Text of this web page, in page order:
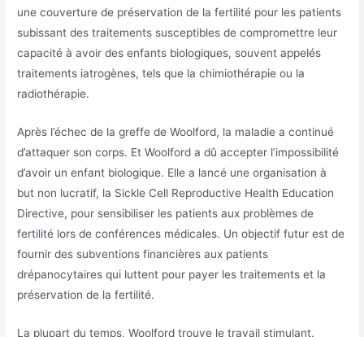
une couverture de préservation de la fertilité pour les patients
subissant des traitements susceptibles de compromettre leur
capacité à avoir des enfants biologiques, souvent appelés
traitements iatrogènes, tels que la chimiothérapie ou la
radiothérapie.
Après l’échec de la greffe de Woolford, la maladie a continué
d’attaquer son corps. Et Woolford a dû accepter l’impossibilité
d’avoir un enfant biologique. Elle a lancé une organisation à
but non lucratif, la Sickle Cell Reproductive Health Education
Directive, pour sensibiliser les patients aux problèmes de
fertilité lors de conférences médicales. Un objectif futur est de
fournir des subventions financières aux patients
drépanocytaires qui luttent pour payer les traitements et la
préservation de la fertilité.
La plupart du temps, Woolford trouve le travail stimulant.